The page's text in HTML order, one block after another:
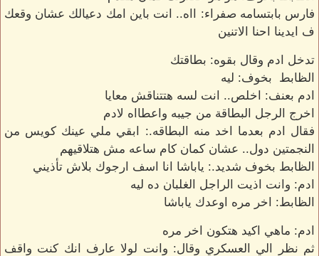
فارس بابتسامه صفراء: ااه.. انت باين امك دعيالك عشان وقعك
ف ايدينا احنا الاتنين
تدخل ادم وقال بقوه: بطاقتك
الظابط بخوف: ليه
ادم بعنف: اخلص.. انت لسه هتتناقش معايا
اخرج الرجل البطاقة من جيبه واعطااه لادم
فقال ادم بعدما اخد منه البطاقه.: ابقي ملي عينك كويس من
النجمتين دول.. عشان كمان كام ساعه مش هتلاقيهم
الظابط بخوف شديد.: ياباشا انا اسف ارجوك بلاش تأذيني
ادم: وانت اذيت الراجل الغلبان ده ليه
الظابط: اخر مره اوعدك ياباشا
ادم: ماهي اكيد هتكون اخر مره
ثم نظر الي العسكري وقال: وانت لولا عارف انك كنت واقف